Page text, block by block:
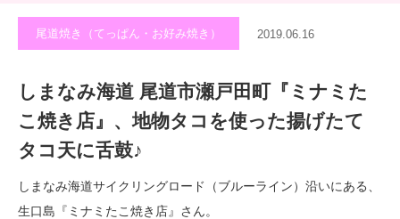
尾道焼き（てっぱん・お好み焼き） 2019.06.16
しまなみ海道 尾道市瀬戸田町『ミナミた
こ焼き店』、地物タコを使った揚げたて
タコ天に舌鼓♪
しまなみ海道サイクリングロード（ブルーライン）沿いにある、
生口島『ミナミたこ焼き店』さん。